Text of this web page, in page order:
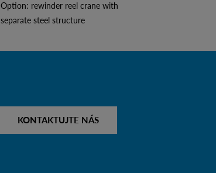
Option: rewinder reel crane with
separate steel structure
KONTAKTUJTE NÁS